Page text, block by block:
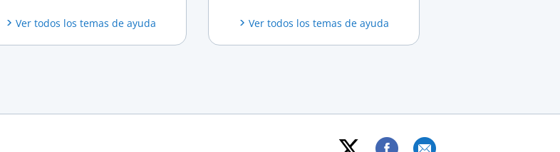
Ver todos los temas de ayuda Ver todos los temas de ayuda